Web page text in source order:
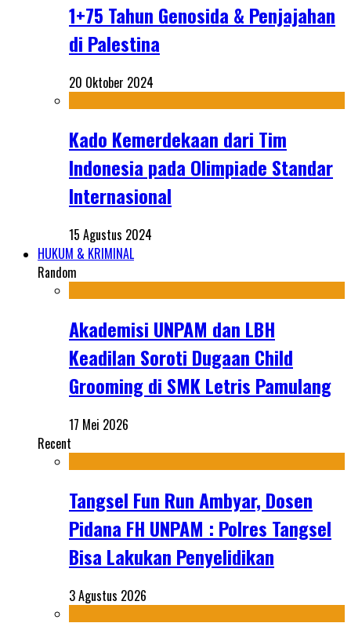
1+75 Tahun Genosida & Penjajahan
di Palestina
20 Oktober 2024
Kado Kemerdekaan dari Tim
Indonesia pada Olimpiade Standar
Internasional
15 Agustus 2024
HUKUM & KRIMINAL
Random
Akademisi UNPAM dan LBH
Keadilan Soroti Dugaan Child
Grooming di SMK Letris Pamulang
17 Mei 2026
Recent
Tangsel Fun Run Ambyar, Dosen
Pidana FH UNPAM : Polres Tangsel
Bisa Lakukan Penyelidikan
3 Agustus 2026